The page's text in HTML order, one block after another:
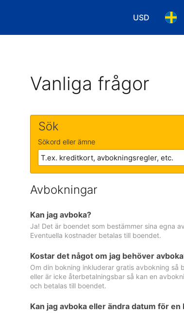
USD
Välj valuta.
Vanliga frågor
Sök
Sökord eller ämne
Avbokningar
Kan jag avboka?
Ja! Det är boendet som bestämmer sina egna
Eventuella kostnader betalas till boendet.
Kostar det något om jag behöver
Om din bokning inkluderar gratis avbokning så
eller är icke återbetalningsbar så kan en
och betalas till boendet.
Kan jag avboka eller ändra datum för